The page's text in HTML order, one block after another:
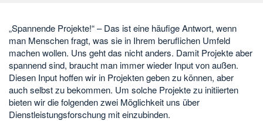
„Spannende Projekte!“ – Das ist eine häufige Antwort, wenn
man Menschen fragt, was sie in Ihrem beruflichen Umfeld
machen wollen. Uns geht das nicht anders. Damit Projekte aber
spannend sind, braucht man immer wieder Input von außen.
Diesen Input hoffen wir in Projekten geben zu können, aber
auch selbst zu bekommen. Um solche Projekte zu initiierten
bieten wir die folgenden zwei Möglichkeit uns über
Dienstleistungsforschung mit einzubinden.